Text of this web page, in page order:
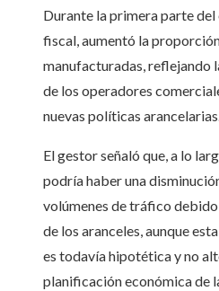
Durante la primera parte
fiscal, aumentó la
manufacturadas, reflejando
de los operadores
nuevas políticas
El gestor señaló que, a lo
podría haber una
volúmenes de tráfico
de los aranceles, aunque
es todavía hipotética y no
planificación económica de